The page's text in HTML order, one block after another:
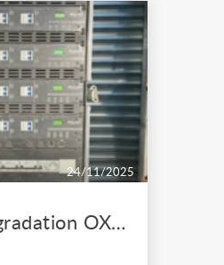
l'unité. prix
achat de
24/11/2025
Bloc de gradation OXO Omerak 24